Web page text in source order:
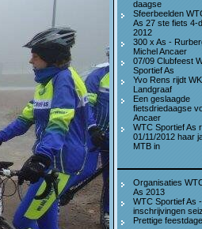
daagse
Sfeerbeelden
As 27 ste fiets 4-
2012
300 x As -
Michel Ancaer
07/09 Clubfeest
Sportief As
Yvo Rens rijdt
Landgraaf
Een geslaagde
fietsdriedaagse
Ancaer
WTC Sportief As
01/11/2012 haar
MTB in
Organisaties
As 2013
WTC Sportief As -
inschrijvingen
Prettige